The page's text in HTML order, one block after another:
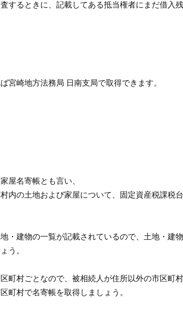
するときに、記載してある抵当権者にまだ借入
宮崎地方法務局 日南支局で取得できます。
屋名寄帳とも言い、
内の土地および家屋について、固定資産税課税
・建物の一覧が記載されているので、土地・建
う。
町村ごとなので、被相続人が住所以外の市区町
町村で名寄帳を取得しましょう。